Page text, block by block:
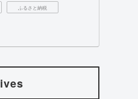
ふるさと納税